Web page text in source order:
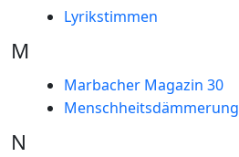
Lyrikstimmen
M
Marbacher Magazin 30
Menschheitsdämmerung
N